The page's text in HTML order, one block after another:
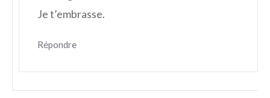
Je t’embrasse.
Répondre